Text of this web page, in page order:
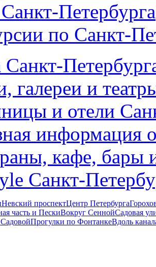
Петербурга
по Санкт-
Санкт-
галереи и
и отели
информация
кафе, бары
Санкт-
Невский проспектЦентр Петербурга
часть и ПескиВокруг СеннойСадовая
Прогулки по ФонтанкеВдоль